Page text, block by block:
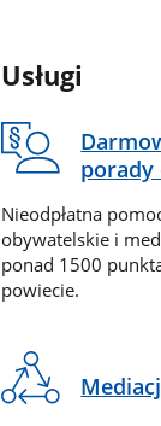
Usługi
porady
Nieodpłatna
obywatelskie i
ponad 1500
powiecie.